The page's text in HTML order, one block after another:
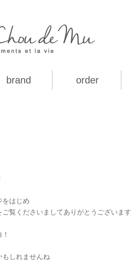
brand order
をはじめ
覧くださいましてありがとうございます
しれませんね